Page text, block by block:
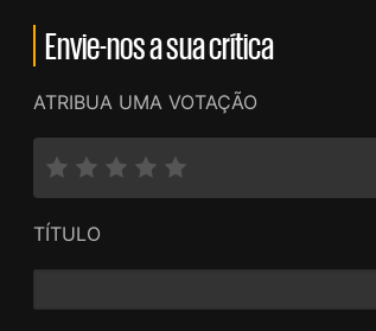
Envie-nos a sua crítica
ATRIBUA UMA VOTAÇÃO
TÍTULO